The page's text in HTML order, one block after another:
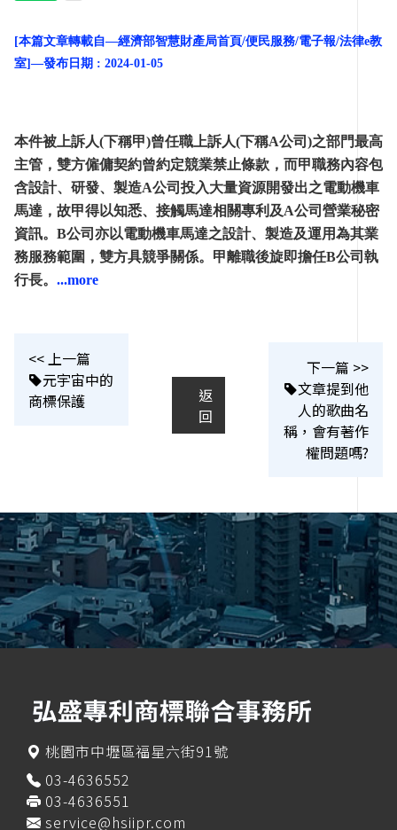
[本篇文章轉載自—經濟部智慧財產局首頁/便民服務/電子報/法律e教
室]—發布日期 : 2024-01-05
本件被上訴人(下稱甲)曾任職上訴人(下稱A公司)之部門最高
主管，雙方僱傭契約曾約定競業禁止條款，而甲職務內容包
含設計、研發、製造A公司投入大量資源開發出之電動機車
馬達，故甲得以知悉、接觸馬達相關專利及A公司營業秘密
資訊。B公司亦以電動機車馬達之設計、製造及運用為其業
務服務範圍，雙方具競爭關係。甲離職後旋即擔任B公司執
行長。 ...more
<< 上一篇
元宇宙中的
商標保護
返
回
下一篇 >>
文章提到他
人的歌曲名
稱，會有著作
權問題嗎?
桃園市中壢區福星六街91號
03-4636552
03-4636551
service@hsiipr.com